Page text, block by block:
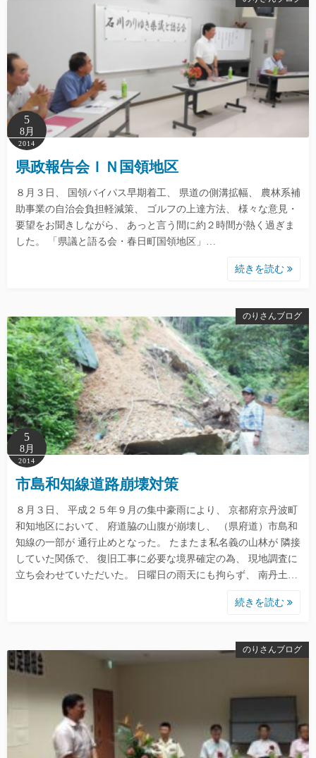
5
8月
2014
県政報告会ＩＮ国領地区
８月３日、 国領バイパス早期着工、 県道の側溝拡幅、 農林系補
助事業の自治会負担軽減策、 ゴルフの上達方法、 様々な意見・
要望をお聞きしながら、 あっと言う間に約２時間が熱く過ぎま
した。 「県議と語る会・春日町国領地区」…
続きを読む
のりさんブログ
5
8月
2014
市島和知線道路崩壊対策
８月３日、 平成２５年９月の集中豪雨により、 京都府京丹波町
和知地区において、 府道脇の山腹が崩壊し、 （県府道）市島和
知線の一部が 通行止めとなった。 たまたま私名義の山林が 隣接
していた関係で、 復旧工事に必要な境界確定の為、 現地調査に
立ち会わせていただいた。 日曜日の雨天にも拘らず、 南丹土…
続きを読む
のりさんブログ